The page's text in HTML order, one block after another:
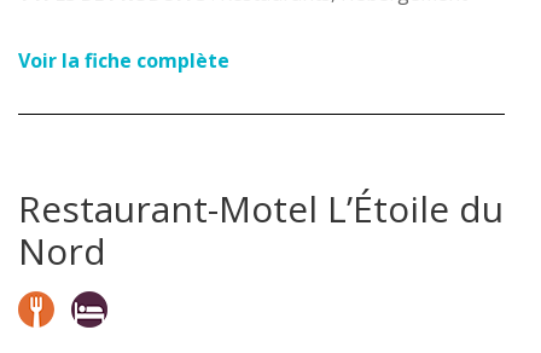
Voir la fiche complète
Restaurant-Motel L’Étoile du
Nord